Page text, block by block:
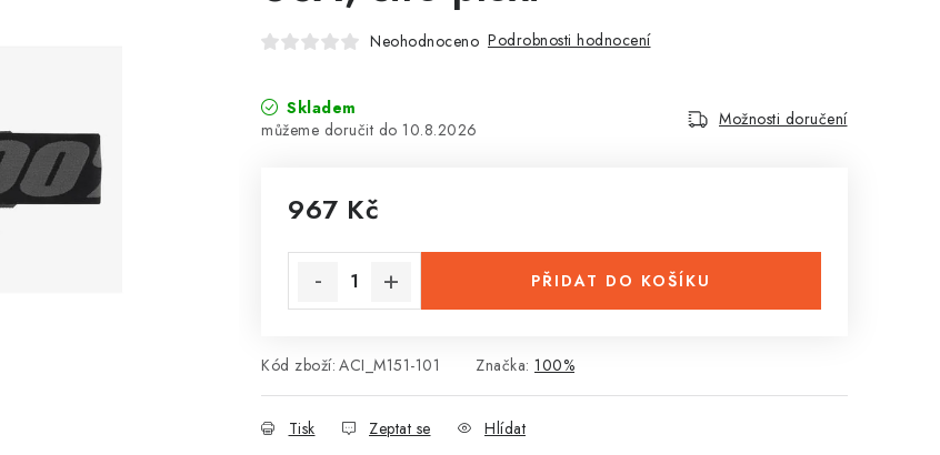
Neohodnoceno Podrobnosti hodnocení
Skladem
10.8.2026
Možnosti doručení
967 Kč
PŘIDAT DO KOŠÍKU
Kód zboží: ACI_M151-101 Značka: 100%
Tisk Zeptat se Hlídat